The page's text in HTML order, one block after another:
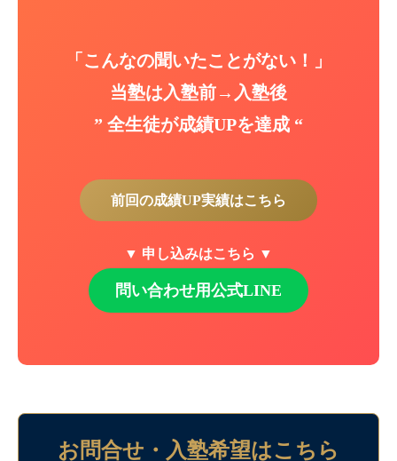
「こんなの聞いたことがない！」
当塾は入塾前→入塾後
” 全生徒が成績UPを達成 “
前回の成績UP実績はこちら
▼ 申し込みはこちら ▼
問い合わせ用公式LINE
お問合せ・入塾希望はこちら